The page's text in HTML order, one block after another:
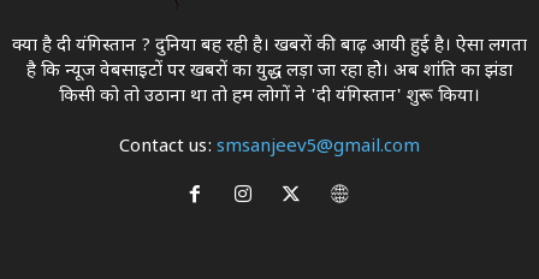
क्या है दी यंगिस्तान ? दुनिया बह रही है। खबरों की बाढ़ आयी हुई है। ऐसा लगता
है कि न्यूज वेबसाइटों पर खबरों का युद्ध लड़ा जा रहा होे। अब शांति का झंडा
किसी को तो उठाना था ताे हम लोगों ने 'दी यंगिस्तान' शुरू किया।
Contact us: smsanjeev5@gmail.com